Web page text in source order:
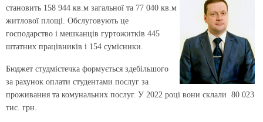
становить 158 944 кв.м загальної та 77 040 кв.м
житлової площі. Обслуговують це
господарство і мешканців гуртожитків 445
штатних працівників і 154 сумісники.
Бюджет студмістечка формується здебільшого
за рахунок оплати студентами послуг за
проживання та комунальних послуг. У 2022 році вони склали 80 023
тис. грн.